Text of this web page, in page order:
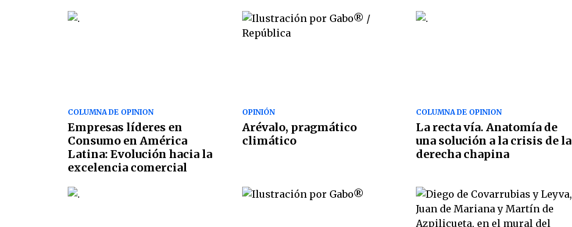
COLUMNA DE OPINION
Empresas líderes en
Consumo en América
Latina: Evolución hacia la
excelencia comercial
OPINIÓN
Arévalo, pragmático
climático
COLUMNA DE OPINION
La recta vía. Anatomía de
una solución a la crisis de la
derecha chapina